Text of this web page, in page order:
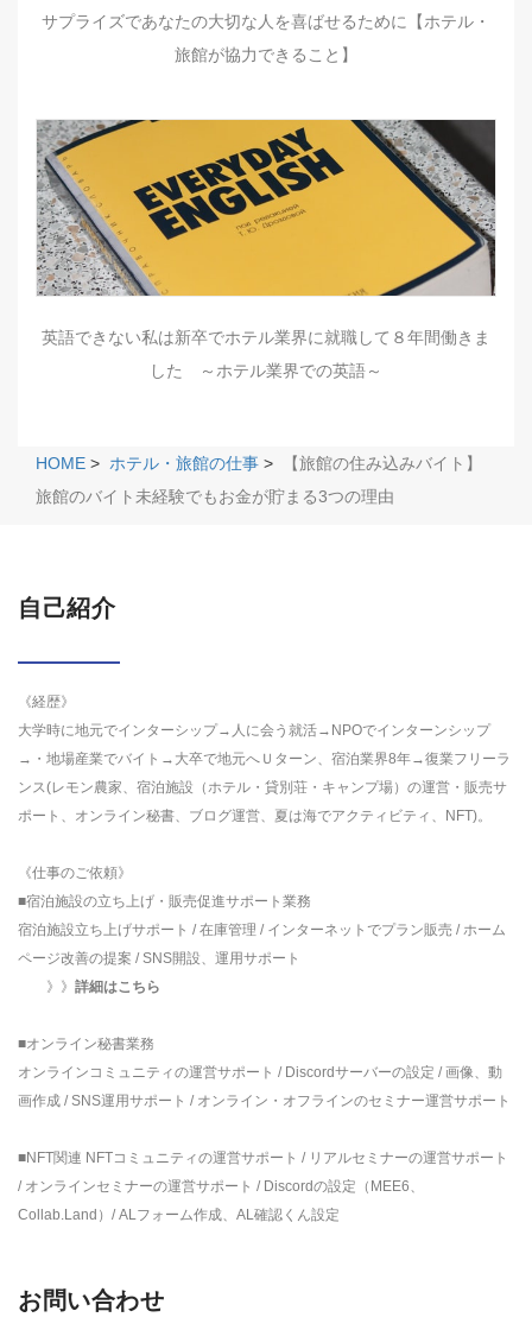
サプライズであなたの大切な人を喜ばせるために【ホテル・
旅館が協力できること】
英語できない私は新卒でホテル業界に就職して８年間働きま
した ～ホテル業界での英語～
HOME > ホテル・旅館の仕事 >
【旅館の住み込みバイト】
旅館のバイト未経験でもお金が貯まる3つの理由
自己紹介
《経歴》
大学時に地元でインターシップ→人に会う就活→NPOでインターンシップ
→・地場産業でバイト→大卒で地元へＵターン、宿泊業界8年→復業フリーラ
ンス(レモン農家、宿泊施設（ホテル・貸別荘・キャンプ場）の運営・販売サ
ポート、オンライン秘書、ブログ運営、夏は海でアクティビティ、NFT)。
《仕事のご依頼》
■宿泊施設の立ち上げ・販売促進サポート業務
宿泊施設立ち上げサポート / 在庫管理 / インターネットでプラン販売 / ホーム
ページ改善の提案 / SNS開設、運用サポート
》》 詳細はこちら
■オンライン秘書業務
オンラインコミュニティの運営サポート / Discordサーバーの設定 / 画像、動
画作成 / SNS運用サポート / オンライン・オフラインのセミナー運営サポート
■NFT関連 NFTコミュニティの運営サポート / リアルセミナーの運営サポート
/ オンラインセミナーの運営サポート / Discordの設定（MEE6、
Collab.Land）/ ALフォーム作成、AL確認くん設定
お問い合わせ